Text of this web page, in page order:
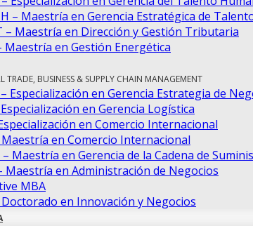
– Maestría en Gerencia Estratégica de
– Maestría en Dirección y Gestión Tributaria
Maestría en Gestión Energética
TRADE, BUSINESS & SUPPLY CHAIN MANAGEMENT
– Especialización en Gerencia Estrategia de
Especialización en Gerencia Logística
en Comercio Internacional
Maestría en Comercio Internacional
– Maestría en Gerencia de la Cadena de
Maestría en Administración de Negocios
MBA
en Innovación y Negocios